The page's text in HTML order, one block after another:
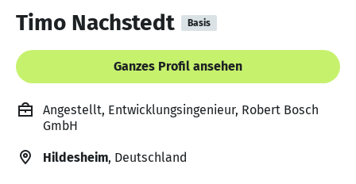
Timo Nachstedt Basis
Ganzes Profil ansehen
Angestellt, Entwicklungsingenieur, Robert Bosch
GmbH
Hildesheim, Deutschland